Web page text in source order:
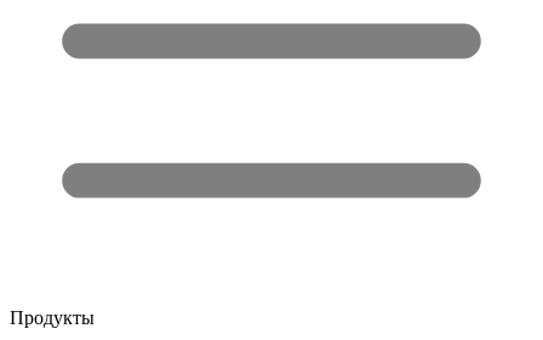
Продукты